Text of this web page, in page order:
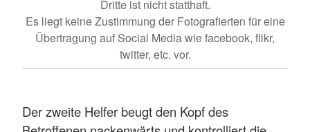
Dritte ist nicht statthaft.
Es liegt keine Zustimmung der Fotografierten für eine
Übertragung auf Social Media wie facebook, flikr,
twitter, etc. vor.
Der zweite Helfer beugt den Kopf des